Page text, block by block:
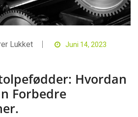
LukketTil
Teknologi
Kan
Forbedre
Konstruktioner.
Juni 14, 2023
Hvordan
Forbedre